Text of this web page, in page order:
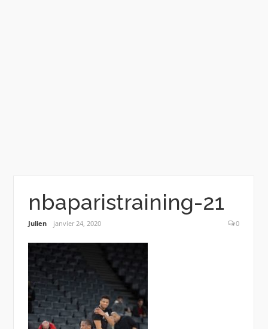
nbaparistraining-21
Julien janvier 24, 2020 0